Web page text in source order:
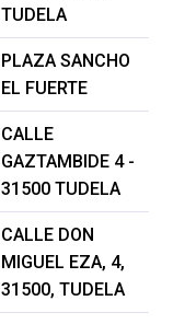
TUDELA
PLAZA SANCHO
EL FUERTE
CALLE
GAZTAMBIDE 4 -
31500 TUDELA
CALLE DON
MIGUEL EZA, 4,
31500, TUDELA